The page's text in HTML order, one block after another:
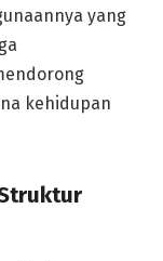
yang
kehidupan